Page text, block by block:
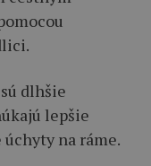
dlhšie
lepšie
na ráme.